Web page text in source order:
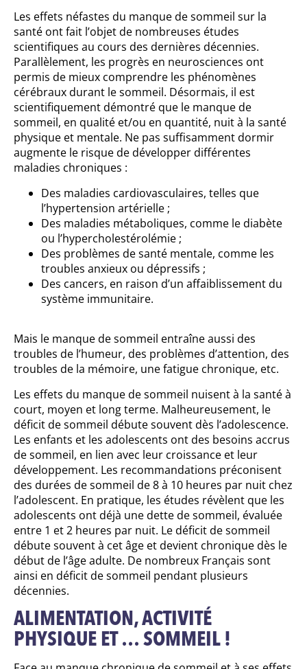
Les effets néfastes du manque de sommeil sur la
santé ont fait l’objet de nombreuses études
scientifiques au cours des dernières décennies.
Parallèlement, les progrès en neurosciences ont
permis de mieux comprendre les phénomènes
cérébraux durant le sommeil. Désormais, il est
scientifiquement démontré que le manque de
sommeil, en qualité et/ou en quantité, nuit à la santé
physique et mentale. Ne pas suffisamment dormir
augmente le risque de développer différentes
maladies chroniques :
Des maladies cardiovasculaires, telles que
l’hypertension artérielle ;
Des maladies métaboliques, comme le diabète
ou l’hypercholestérolémie ;
Des problèmes de santé mentale, comme les
troubles anxieux ou dépressifs ;
Des cancers, en raison d’un affaiblissement du
système immunitaire.
Mais le manque de sommeil entraîne aussi des
troubles de l’humeur, des problèmes d’attention, des
troubles de la mémoire, une fatigue chronique, etc.
Les effets du manque de sommeil nuisent à la santé à
court, moyen et long terme. Malheureusement, le
déficit de sommeil débute souvent dès l’adolescence.
Les enfants et les adolescents ont des besoins accrus
de sommeil, en lien avec leur croissance et leur
développement. Les recommandations préconisent
des durées de sommeil de 8 à 10 heures par nuit chez
l’adolescent. En pratique, les études révèlent que les
adolescents ont déjà une dette de sommeil, évaluée
entre 1 et 2 heures par nuit. Le déficit de sommeil
débute souvent à cet âge et devient chronique dès le
début de l’âge adulte. De nombreux Français sont
ainsi en déficit de sommeil pendant plusieurs
décennies.
ALIMENTATION, ACTIVITÉ
PHYSIQUE ET … SOMMEIL !